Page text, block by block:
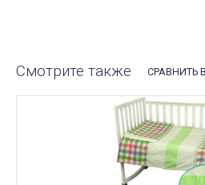
Смотрите также СРАВНИТЬ